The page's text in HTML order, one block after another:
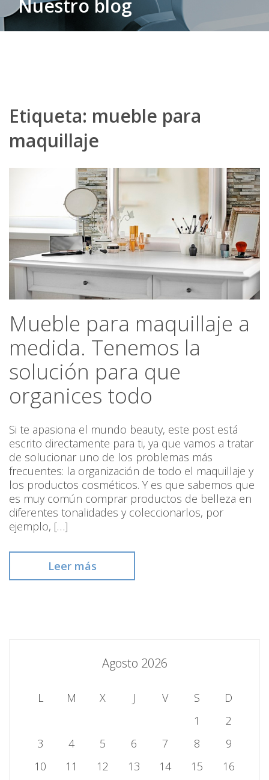
Nuestro blog
Etiqueta: mueble para
maquillaje
Mueble para maquillaje a
medida. Tenemos la
solución para que
organices todo
Si te apasiona el mundo beauty, este post está
escrito directamente para ti, ya que vamos a tratar
de solucionar uno de los problemas más
frecuentes: la organización de todo el maquillaje y
los productos cosméticos. Y es que sabemos que
es muy común comprar productos de belleza en
diferentes tonalidades y coleccionarlos, por
ejemplo, […]
Leer más
Agosto 2026
L M X J V S
D
1
2
3
4 5 6 7 8
9
10
11 12 13 14 15
16